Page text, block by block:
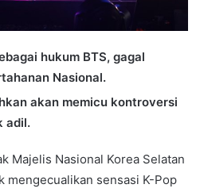
hukum BTS, gagal
Nasional.
akan memicu kontroversi
adil.
Majelis Nasional Korea Selatan
mengecualikan sensasi K-Pop